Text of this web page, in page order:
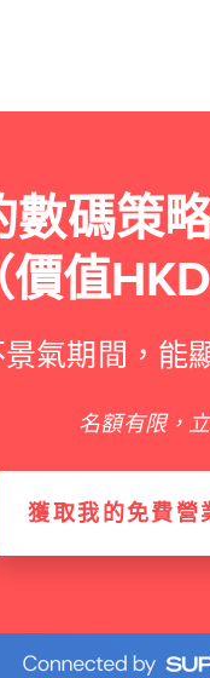
碼策
值
氣期間，能
名額有限，
獲取我的免費營